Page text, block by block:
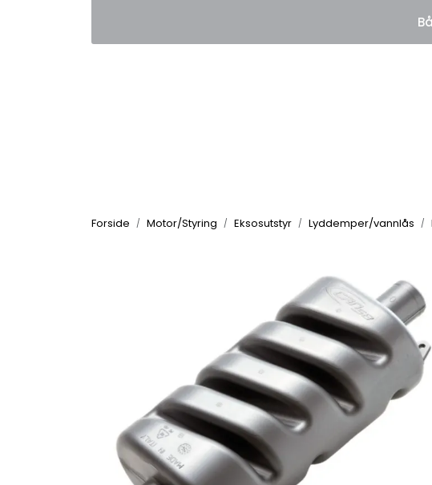
Forside Motor/Styring Eksosutstyr Lyddemper/vannlås